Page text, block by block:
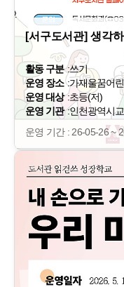
[서구도서관] 생각
활동 구분 :쓰기
운영 장소 :가재울꿈어
운영 대상 :초등(저)
운영 기관 :인천광역시
운영 기간 : 26-05-26 ~